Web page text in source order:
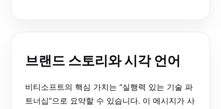
브랜드 스토리와 시각 언어
비티소프트의 핵심 가치는 “실행력 있는 기술 파
트너십”으로 요약할 수 있습니다. 이 메시지가 사